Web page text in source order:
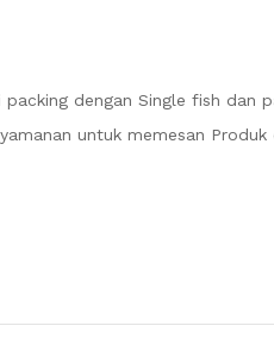
dengan Single fish dan
untuk memesan Produk